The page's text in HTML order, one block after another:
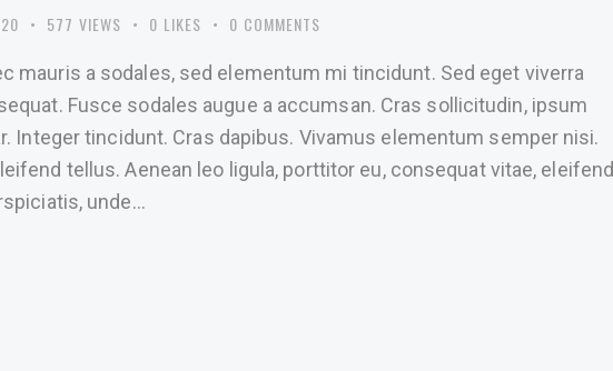
577 VIEWS 0 LIKES 0 COMMENTS
mauris a sodales, sed elementum mi tincidunt. Sed eget viverra
Fusce sodales augue a accumsan. Cras sollicitudin, ipsum
Integer tincidunt. Cras dapibus. Vivamus elementum semper nisi.
tellus. Aenean leo ligula, porttitor eu, consequat vitae, eleifend
unde…